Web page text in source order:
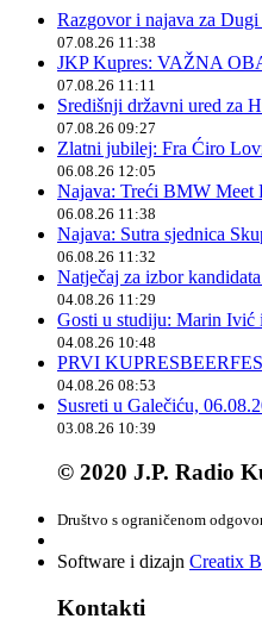
Razgovor i najava za Dugi
07.08.26 11:38
JKP Kupres: VAŽNA
07.08.26 11:11
Središnji državni ured za
07.08.26 09:27
Zlatni jubilej: Fra Ćiro
06.08.26 12:05
Najava: Treći BMW Meet
06.08.26 11:38
Najava: Sutra sjednica
06.08.26 11:32
Natječaj za izbor
04.08.26 11:29
Gosti u studiju: Marin Ivić
04.08.26 10:48
PRVI
04.08.26 08:53
Susreti u Galečiću,
03.08.26 10:39
© 2020 J.P. Radio
Društvo s ograničenom
Software i dizajn Creatix
Kontakti